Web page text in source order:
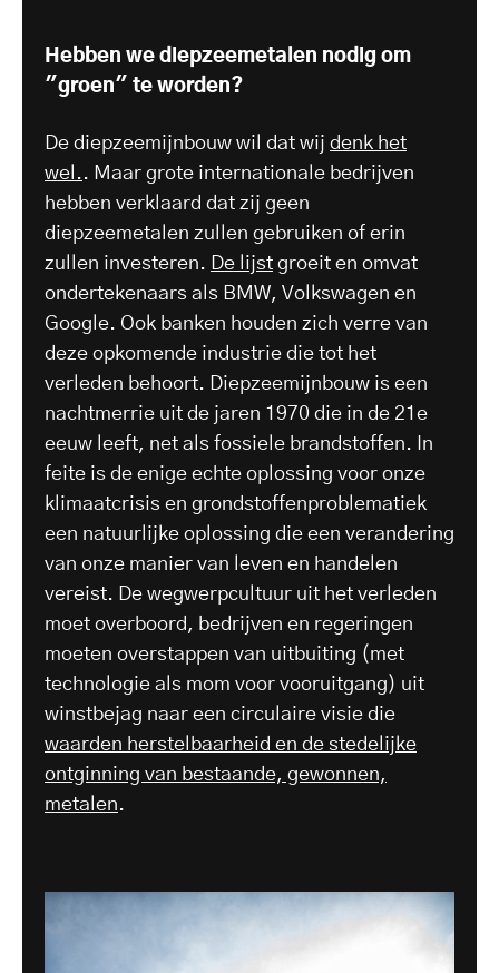
Hebben we diepzeemetalen nodig om
"groen" te worden?
De diepzeemijnbouw wil dat wij denk het
wel.. Maar grote internationale bedrijven
hebben verklaard dat zij geen
diepzeemetalen zullen gebruiken of erin
zullen investeren. De lijst groeit en omvat
ondertekenaars als BMW, Volkswagen en
Google. Ook banken houden zich verre van
deze opkomende industrie die tot het
verleden behoort. Diepzeemijnbouw is een
nachtmerrie uit de jaren 1970 die in de 21e
eeuw leeft, net als fossiele brandstoffen. In
feite is de enige echte oplossing voor onze
klimaatcrisis en grondstoffenproblematiek
een natuurlijke oplossing die een verandering
van onze manier van leven en handelen
vereist. De wegwerpcultuur uit het verleden
moet overboord, bedrijven en regeringen
moeten overstappen van uitbuiting (met
technologie als mom voor vooruitgang) uit
winstbejag naar een circulaire visie die
waarden herstelbaarheid en de stedelijke
ontginning van bestaande, gewonnen,
metalen.